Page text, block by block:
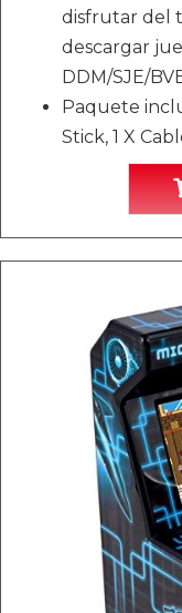
disfrutar del
descargar
DDM/SJE/
Paquete
Stick, 1 X